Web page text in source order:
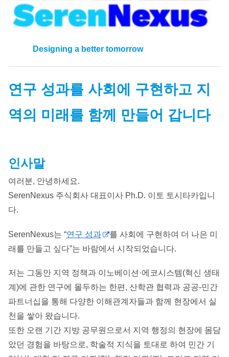
Designing a better tomorrow
연구 성과를 사회에 구현하고 지
역의 미래를 함께 만들어 갑니다
인사말
여러분, 안녕하세요.
SerenNexus 주식회사 대표이사 Ph.D. 이토 토시타카입니
다.
SerenNexus는 “연구 성과
를 사회에 구현하여 더 나은 미
래를 만들고 싶다”는 바람에서 시작되었습니다.
저는 그동안 지역 정책과 이노베이션·에코시스템(혁신 생태
계)에 관한 연구에 몰두하는 한편, 산학관 협력과 공공-민간
파트너십을 통해 다양한 이해관계자들과 함께 현장에서 실
천을 쌓아 왔습니다.
또한 오랜 기간 지방 공무원으로서 지역 행정의 현장에 몸담
았던 경험을 바탕으로, 학술적 지식을 토대로 하여 민간 기